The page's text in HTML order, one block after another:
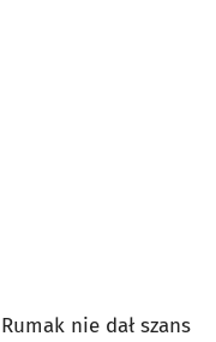
nie dał szans